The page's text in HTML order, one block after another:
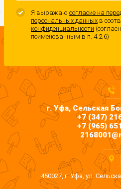
Я выражаю согласие на
персональных данных в
конфиденциальности
поименованным в п. 4.2.6)
г. Уфа, Сельская
+7 (347)
+7 (965)
450027, г. Уфа, ул.